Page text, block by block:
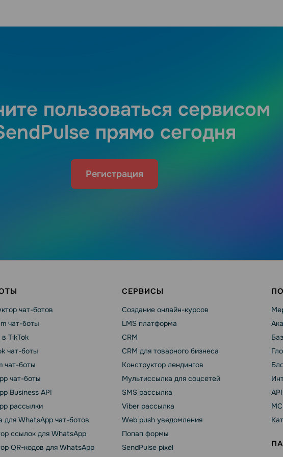
пользоваться сервисом
прямо сегодня
Регистрация
чат-ботов
чат-боты
TikTok
чат-боты
чат-боты
чат-боты
Business API
рассылки
для WhatsApp чат-ботов
ссылок для WhatsApp
QR-кодов для WhatsApp
СЕРВИСЫ
Создание онлайн-курсов
LMS платформа
CRM
CRM для товарного бизнеса
Конструктор лендингов
Мультиссылка для соцсетей
SMS рассылка
Viber рассылка
Web push уведомления
Попап формы
SendPulse pixel
API